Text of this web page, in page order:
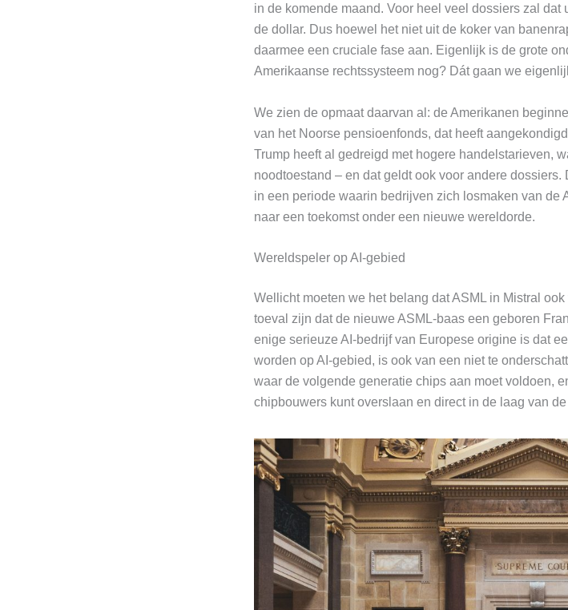
in de komende maand. Voor heel veel dossiers zal
de dollar. Dus hoewel het niet uit de koker van
daarmee een cruciale fase aan. Eigenlijk is de grote
Amerikaanse rechtssysteem nog? Dát gaan we
We zien de opmaat daarvan al: de Amerikanen
van het Noorse pensioenfonds, dat heeft aangekondigd
Trump heeft al gedreigd met hogere handelstarieven,
noodtoestand – en dat geldt ook voor andere
in een periode waarin bedrijven zich losmaken van de
naar een toekomst onder een nieuwe wereldorde.
Wereldspeler op AI-gebied
Wellicht moeten we het belang dat ASML in Mistral
toeval zijn dat de nieuwe ASML-baas een geboren
enige serieuze AI-bedrijf van Europese origine is dat
worden op AI-gebied, is ook van een niet te
waar de volgende generatie chips aan moet voldoen,
chipbouwers kunt overslaan en direct in de laag van